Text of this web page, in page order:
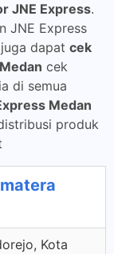
JNE Express.
JNE Express
dapat cek
cek
di semua
Medan
produk
Kota